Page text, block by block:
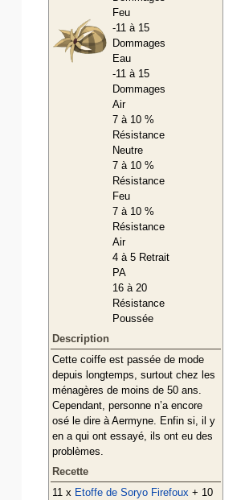
Feu
-11 à 15
Dommages
Eau
-11 à 15
Dommages
Air
7 à 10 %
Résistance
Neutre
7 à 10 %
Résistance
Feu
7 à 10 %
Résistance
Air
4 à 5 Retrait
PA
16 à 20
Résistance
Poussée
Description
Cette coiffe est passée de mode
depuis longtemps, surtout chez les
ménagères de moins de 50 ans.
Cependant, personne n’a encore
osé le dire à Aermyne. Enfin si, il y
en a qui ont essayé, ils ont eu des
problèmes.
Recette
11 x Etoffe de Soryo Firefoux + 10